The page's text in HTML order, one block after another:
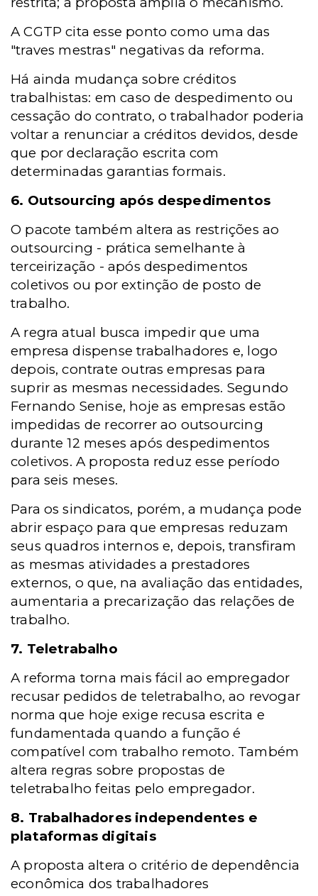
A CGTP cita esse ponto como uma das
"traves mestras" negativas da reforma.
Há ainda mudança sobre créditos
trabalhistas: em caso de despedimento ou
cessação do contrato, o trabalhador poderia
voltar a renunciar a créditos devidos, desde
que por declaração escrita com
determinadas garantias formais.
6. Outsourcing após despedimentos
O pacote também altera as restrições ao
outsourcing - prática semelhante à
terceirização - após despedimentos
coletivos ou por extinção de posto de
trabalho.
A regra atual busca impedir que uma
empresa dispense trabalhadores e, logo
depois, contrate outras empresas para
suprir as mesmas necessidades. Segundo
Fernando Senise, hoje as empresas estão
impedidas de recorrer ao outsourcing
durante 12 meses após despedimentos
coletivos. A proposta reduz esse período
para seis meses.
Para os sindicatos, porém, a mudança pode
abrir espaço para que empresas reduzam
seus quadros internos e, depois, transfiram
as mesmas atividades a prestadores
externos, o que, na avaliação das entidades,
aumentaria a precarização das relações de
trabalho.
7. Teletrabalho
A reforma torna mais fácil ao empregador
recusar pedidos de teletrabalho, ao revogar
norma que hoje exige recusa escrita e
fundamentada quando a função é
compatível com trabalho remoto. Também
altera regras sobre propostas de
teletrabalho feitas pelo empregador.
8. Trabalhadores independentes e
plataformas digitais
A proposta altera o critério de dependência
econômica dos trabalhadores